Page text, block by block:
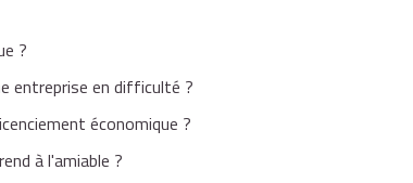
?
entreprise en difficulté ?
économique ?
à l'amiable ?